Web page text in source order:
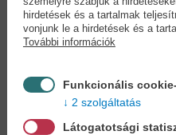
megalkotásához. Az általa
asszonyait is elbűvölik.
De vajon tényleg Boy az a férfi,
A sikerszerző Lena Johannson
regényében Coco Chanel
élete nagy szerelméről ír.
hirdetések és a tartalmak
vonjunk le a hirdetések és a
További információk
Funkcionális
2 szolgáltatás
Látogatotsági